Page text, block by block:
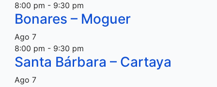
8:00 pm - 9:30 pm
Bonares – Moguer
Ago 7
8:00 pm - 9:30 pm
Santa Bárbara – Cartaya
Ago 7